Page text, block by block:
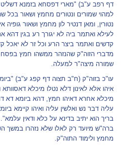
דף רפב ע"ב) "מארי דפסחא בזמנא דשליט
למהוי שמורים ונטורים מחמץ ושאור בכל
נטורין, ומאן דנטיר לון מחמץ ושאור
לעילא ואתמר ביה לא יגורך רע בגין דהא
קדשים ואתמר ביצר הרע וכל זר לא יאכל
מדברי הזוה"ק שהנזהר ממשהו חמץ בפסח
שמורה מיצה"ר למעלה.
עו"כ בזוה"ק (ח"ב תצוה דף קפג ע"ב)
איהו אלא לאינון דלא נטלו מיכלא דאסוותא
מיכלא אחרא דאיהו חמץ, דהא ביומא דא
עליה דבר נש ואלשין עליה ואיהו קיימא
בריך הוא יתיב בדינא על כלא ודאין
ברה"ש מיועד רק לאלו שלא נזהרו במשך
מחמץ ולימוד התוה"ק.